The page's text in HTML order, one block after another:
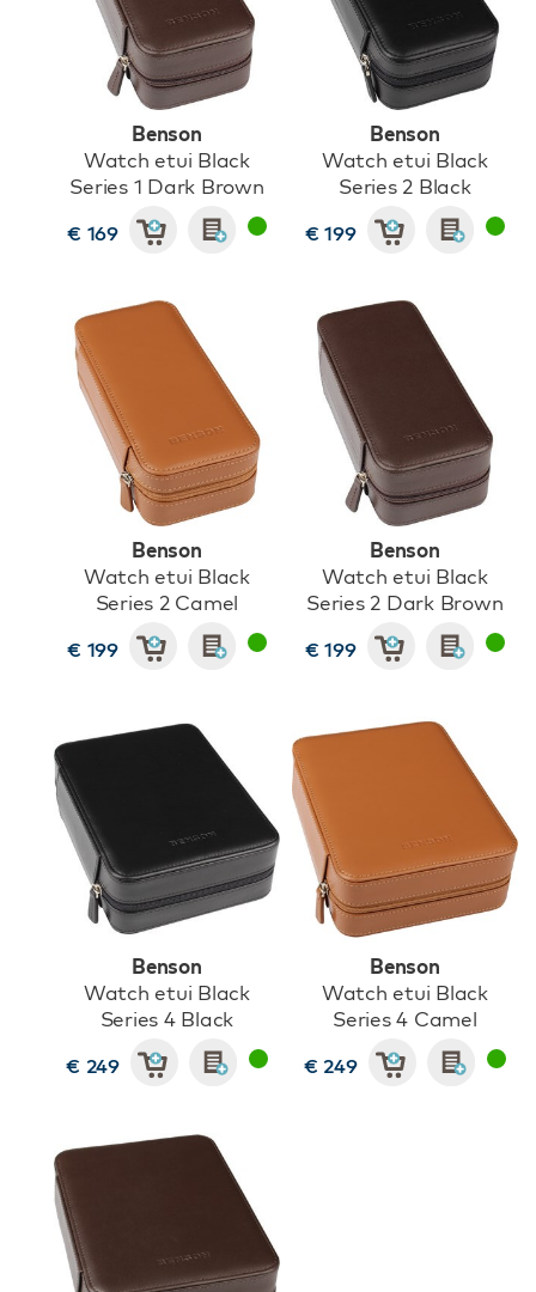
Benson
Watch etui Black
Series 1 Dark Brown
€ 169
Benson
Watch etui Black
Series 2 Black
€ 199
Benson
Watch etui Black
Series 2 Camel
€ 199
Benson
Watch etui Black
Series 2 Dark Brown
€ 199
Benson
Watch etui Black
Series 4 Black
€ 249
Benson
Watch etui Black
Series 4 Camel
€ 249